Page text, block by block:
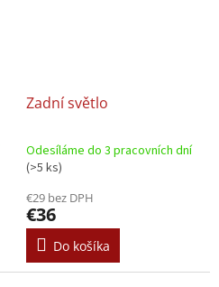
Zadní světlo
Odesíláme do 3 pracovních dní
(>5 ks)
€29 bez DPH
€36
Do košíka